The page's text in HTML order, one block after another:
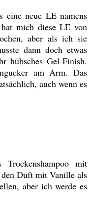
neue LE namens
mich diese LE von
aber als ich sie
dann doch etwas
hübsches Gel-Finish.
am Arm. Das
auch wenn es
mit
Duft mit Vanille als
aber ich werde es